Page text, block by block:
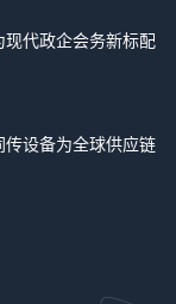
代政企会务新标配
设备为全球供应链